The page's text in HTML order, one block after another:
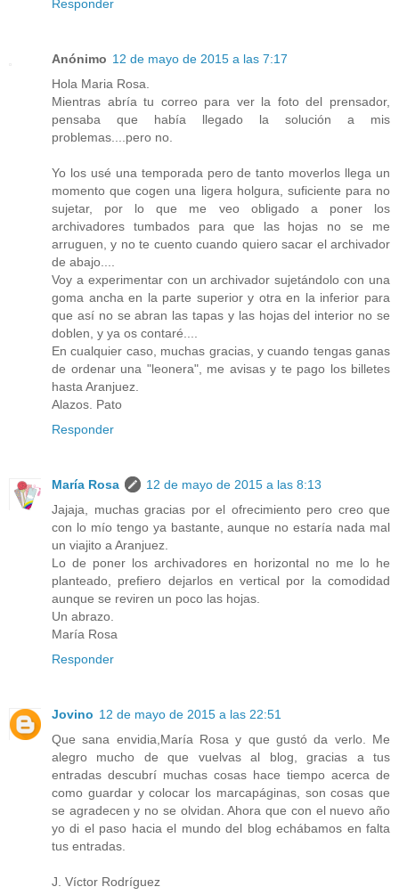
Responder
Anónimo 12 de mayo de 2015 a las 7:17
Hola Maria Rosa.
Mientras abría tu correo para ver la foto del prensador,
pensaba que había llegado la solución a mis
problemas....pero no.
Yo los usé una temporada pero de tanto moverlos llega un
momento que cogen una ligera holgura, suficiente para no
sujetar, por lo que me veo obligado a poner los
archivadores tumbados para que las hojas no se me
arruguen, y no te cuento cuando quiero sacar el archivador
de abajo....
Voy a experimentar con un archivador sujetándolo con una
goma ancha en la parte superior y otra en la inferior para
que así no se abran las tapas y las hojas del interior no se
doblen, y ya os contaré....
En cualquier caso, muchas gracias, y cuando tengas ganas
de ordenar una "leonera", me avisas y te pago los billetes
hasta Aranjuez.
Alazos. Pato
Responder
María Rosa
12 de mayo de 2015 a las 8:13
Jajaja, muchas gracias por el ofrecimiento pero creo que
con lo mío tengo ya bastante, aunque no estaría nada mal
un viajito a Aranjuez.
Lo de poner los archivadores en horizontal no me lo he
planteado, prefiero dejarlos en vertical por la comodidad
aunque se reviren un poco las hojas.
Un abrazo.
María Rosa
Responder
Jovino 12 de mayo de 2015 a las 22:51
Que sana envidia,María Rosa y que gustó da verlo. Me
alegro mucho de que vuelvas al blog, gracias a tus
entradas descubrí muchas cosas hace tiempo acerca de
como guardar y colocar los marcapáginas, son cosas que
se agradecen y no se olvidan. Ahora que con el nuevo año
yo di el paso hacia el mundo del blog echábamos en falta
tus entradas.
J. Víctor Rodríguez